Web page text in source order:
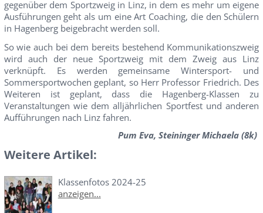
gegenüber dem Sportzweig in Linz, in dem es mehr um eigene
Ausführungen geht als um eine Art Coaching, die den Schülern
in Hagenberg beigebracht werden soll.
So wie auch bei dem bereits bestehend Kommunikationszweig
wird auch der neue Sportzweig mit dem Zweig aus Linz
verknüpft. Es werden gemeinsame Wintersport- und
Sommersportwochen geplant, so Herr Professor Friedrich. Des
Weiteren ist geplant, dass die Hagenberg-Klassen zu
Veranstaltungen wie dem alljährlichen Sportfest und anderen
Aufführungen nach Linz fahren.
Pum Eva, Steininger Michaela (8k)
Weitere Artikel:
Klassenfotos 2024-25
anzeigen...